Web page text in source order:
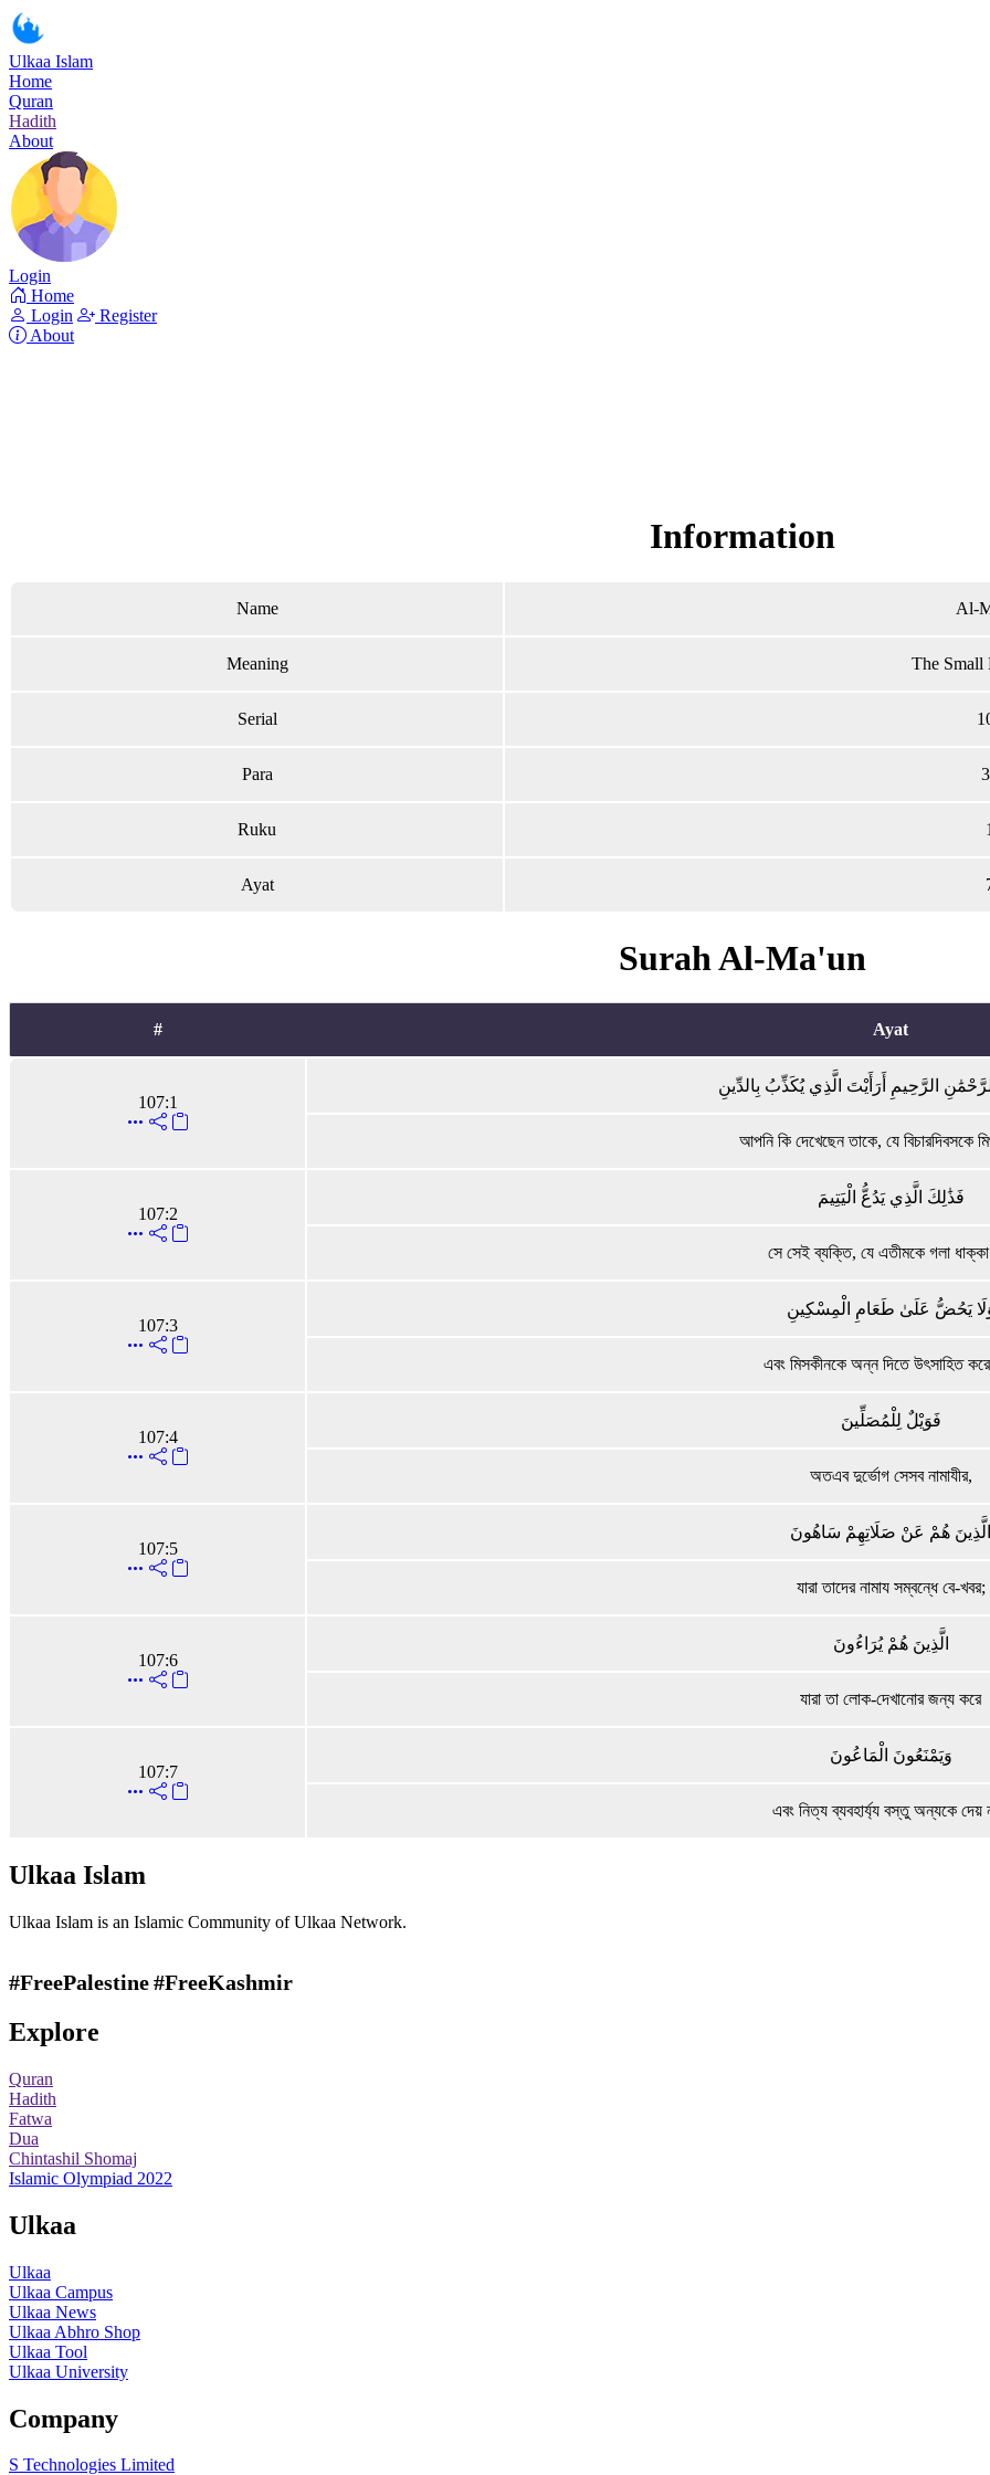
Ulkaa Islam
Home
Quran
Hadith
About
Login
Home
Login
Register
About
Information
Name Al-
Meaning The Small
Serial
Para
Ruku 1
Ayat
Surah Al-Ma'un
# Ayat
107:1
الرَّحِيمِ أَرَأَيْتَ الَّذِي يُكَذِّبُ بِالدِّينِ
আপনি কি দেখেছেন তাকে, যে বিচারদিবসকে
107:2
فَذَٰلِكَ الَّذِي يَدُعُّ الْيَتِيمَ
সে সেই ব্যক্তি, যে এতীমকে গলা
107:3
يَحُضُّ عَلَىٰ طَعَامِ الْمِسْكِينِ
এবং মিসকীনকে অন্ন দিতে উৎসাহিত
107:4
فَوَيْلٌ لِلْمُصَلِّينَ
অতএব দুর্ভোগ সেসব নামাযীর,
107:5
الَّذِينَ هُمْ عَنْ صَلَاتِهِمْ سَاهُونَ
যারা তাদের নামায সম্বন্ধে বে-খবর;
107:6
الَّذِينَ هُمْ يُرَاءُونَ
যারা তা লোক-দেখানোর জন্য করে
107:7
وَيَمْنَعُونَ الْمَاعُونَ
এবং নিত্য ব্যবহার্য্য বস্তু অন্যকে দেয়
Ulkaa Islam
Ulkaa Islam is an Islamic Community of Ulkaa Network.
#FreePalestine#FreeKashmir
Explore
Quran
Hadith
Fatwa
Dua
Chintashil Shomaj
Islamic Olympiad 2022
Ulkaa
Ulkaa
Ulkaa Campus
Ulkaa News
Ulkaa Abhro Shop
Ulkaa Tool
Ulkaa University
Company
S Technologies Limited